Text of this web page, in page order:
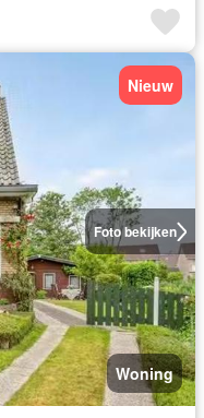
Foto bekijken
Nieuw
Woning